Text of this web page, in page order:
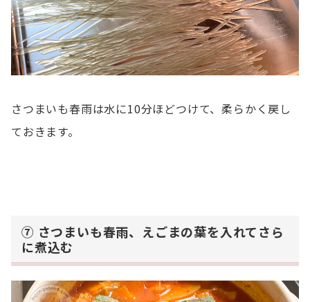
さつまいも春雨は水に10分ほどつけて、柔らかく戻し
ておきます。
⑦ さつまいも春雨、えごまの葉を入れてさら
に煮込む